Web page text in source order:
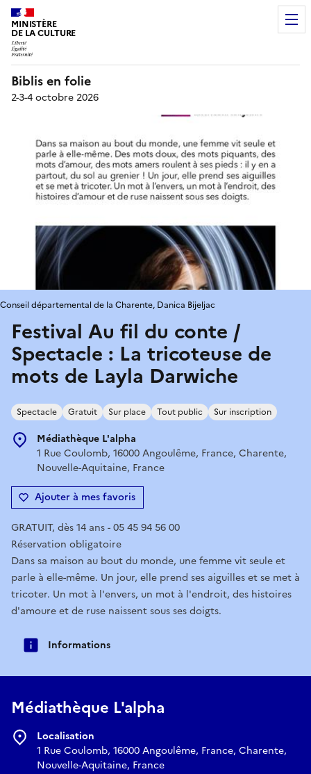
MINISTÈRE
DE LA CULTURE
Biblis en folie
2-3-4 octobre 2026
Festival Au fil du conte /
Spectacle : La tricoteuse de
mots de Layla Darwiche
Spectacle Gratuit Sur place Tout public Sur inscription
Médiathèque L'alpha
1 Rue Coulomb, 16000 Angoulême, France, Charente,
Nouvelle-Aquitaine, France
Ajouter à mes favoris
Conseil départemental de la Charente, Danica Bijeljac
GRATUIT, dès 14 ans - 05 45 94 56 00
Réservation obligatoire
Dans sa maison au bout du monde, une femme vit seule et
parle à elle-même. Un jour, elle prend ses aiguilles et se met à
tricoter. Un mot à l'envers, un mot à l'endroit, des histoires
d'amoure et de ruse naissent sous ses doigts.
Informations
Médiathèque L'alpha
Localisation
1 Rue Coulomb, 16000 Angoulême, France, Charente,
Nouvelle-Aquitaine, France